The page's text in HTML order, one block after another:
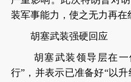
装军事能力，使之无力再在
胡塞武装强硬回应
胡塞武装领导层在一
行”，并表示已准备好“以